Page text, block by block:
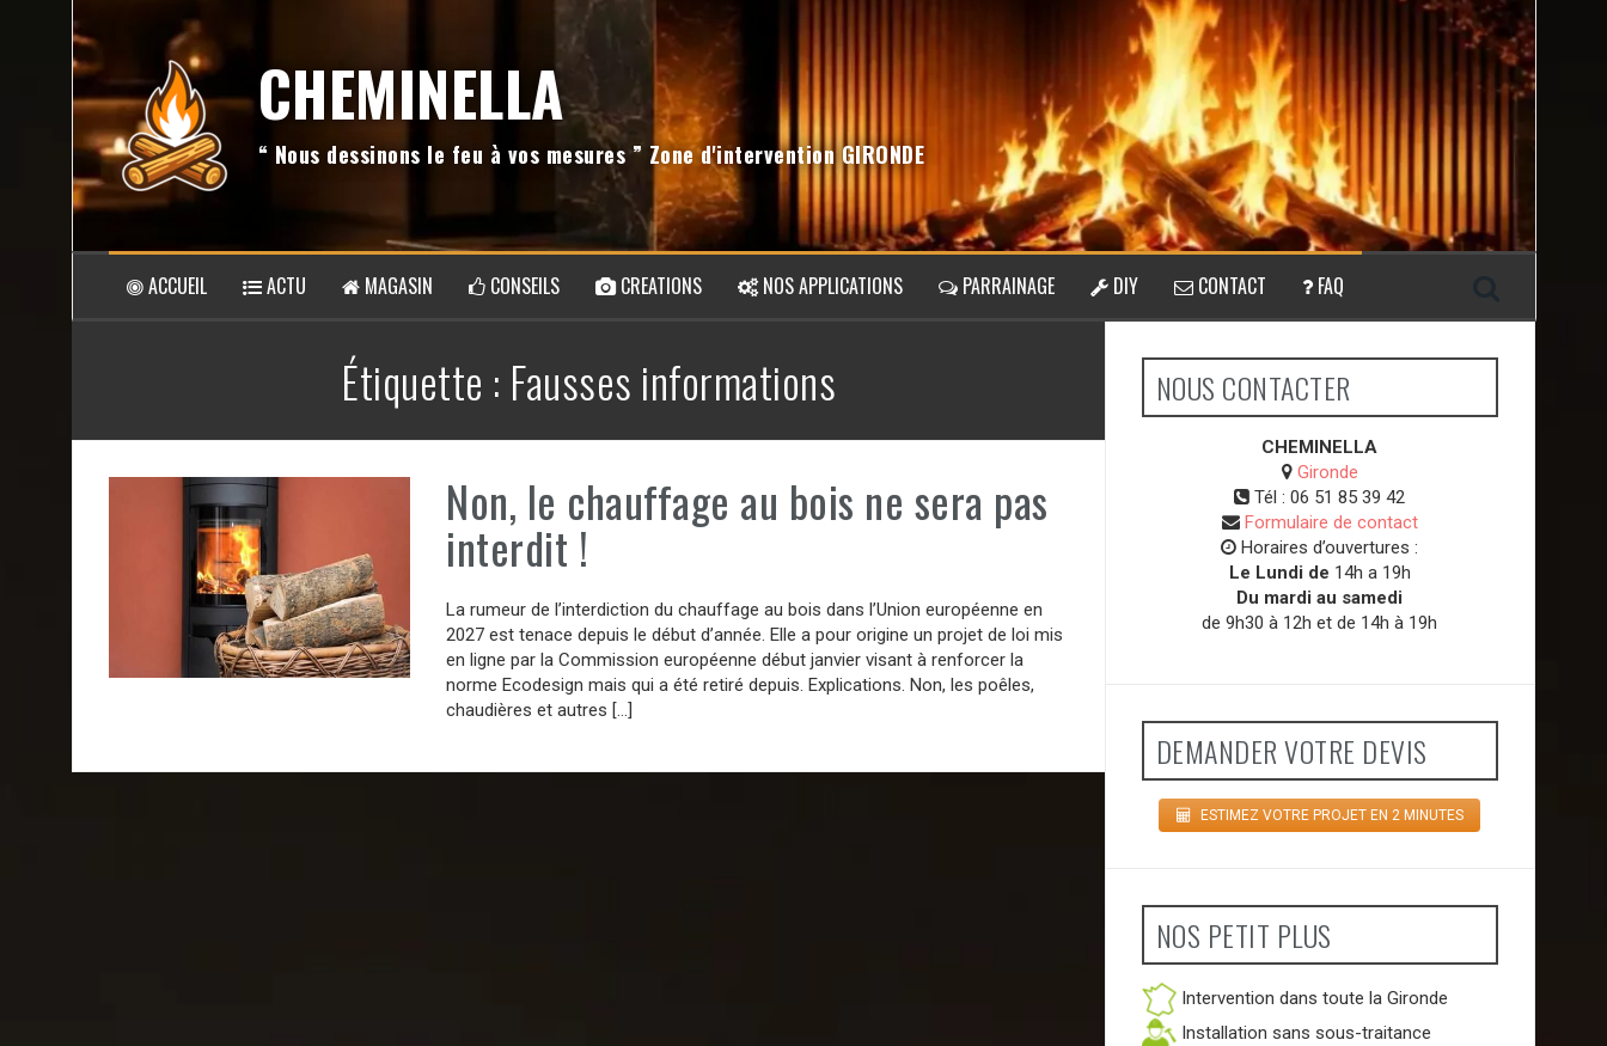
CHEMINELLA
“ Nous dessinons le feu à vos mesures ” Zone d'intervention GIRONDE
ACCUEIL ACTU MAGASIN CONSEILS CREATIONS NOS APPLICATIONS PARRAINAGE DIY CONTACT FAQ
Étiquette : Fausses informations
Non, le chauffage au bois ne sera pas
interdit !
La rumeur de l’interdiction du chauffage au bois dans l’Union européenne en
2027 est tenace depuis le début d’année. Elle a pour origine un projet de loi mis
en ligne par la Commission européenne début janvier visant à renforcer la
norme Ecodesign mais qui a été retiré depuis. Explications. Non, les poêles,
chaudières et autres […]
NOUS CONTACTER
CHEMINELLA
Gironde
Tél : 06 51 85 39 42
Formulaire de contact
Horaires d’ouvertures :
Le Lundi de 14h a 19h
Du mardi au samedi
de 9h30 à 12h et de 14h à 19h
DEMANDER VOTRE DEVIS
ESTIMEZ VOTRE PROJET EN 2 MINUTES
NOS PETIT PLUS
Intervention dans toute la Gironde
Installation sans sous-traitance